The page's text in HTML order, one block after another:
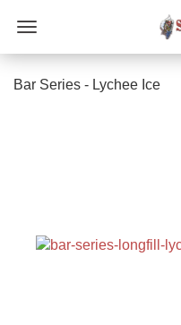
Bar Series - Lychee Ice